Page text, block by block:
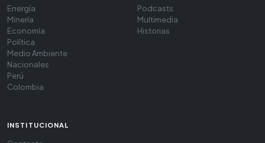
Energía
Minería
Economía
Política
Medio Ambiente
Nacionales
Perú
Colombia
Podcasts
Multimedia
Historias
INSTITUCIONAL